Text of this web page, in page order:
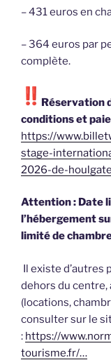
– 431 euros en
– 364 euros par
complète.
Réservation
conditions et
https://
stage-
2026-de-houlgate
Attention : Date
l’hébergement
limité de
Il existe d’autres
dehors du centre,
(locations,
consulter sur le
: https://
tourisme.fr/…